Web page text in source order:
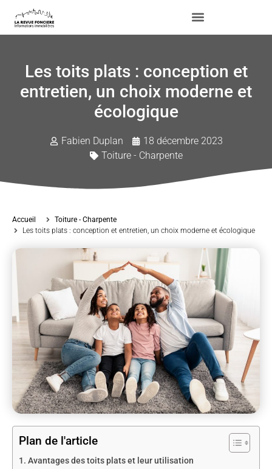
Les toits plats : conception et
entretien, un choix moderne et
écologique
Fabien Duplan
18 décembre 2023
Toiture - Charpente
Accueil
Toiture - Charpente
Les toits plats : conception et entretien, un choix moderne et écologique
Plan de l'article
Avantages des toits plats et leur utilisation